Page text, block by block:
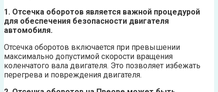
1. Отсечка оборотов является важной процедурой
для обеспечения безопасности двигателя
автомобиля.
Отсечка оборотов включается при превышении
максимально допустимой скорости вращения
коленчатого вала двигателя. Это позволяет избежать
перегрева и повреждения двигателя.